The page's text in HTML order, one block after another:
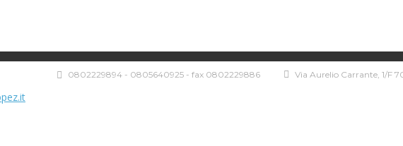
Via Aurelio Carrante, 1/F
0802229894 - 0805640925 - fax 0802229886